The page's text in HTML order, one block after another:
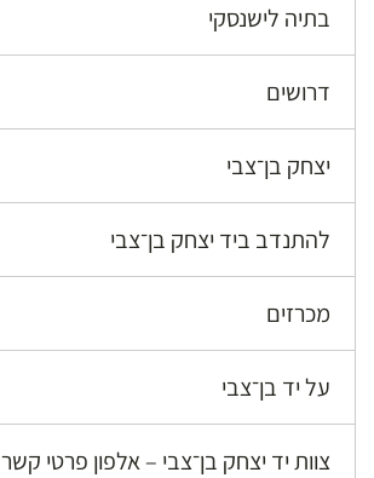
בתיה לישנסקי
דרושים
יצחק בן־צבי
להתנדב ביד יצחק בן־צבי
מכרזים
על יד בן־צבי
צוות יד יצחק בן־צבי – אלפון פרטי קשר